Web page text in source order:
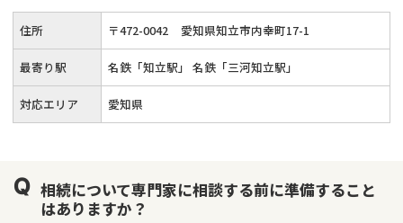
住所 〒472-0042 愛知県知立市内幸町17-1
最寄り駅 名鉄「知立駅」 名鉄「三河知立駅」
対応エリア 愛知県
相続について専門家に相談する前に準備すること
はありますか？